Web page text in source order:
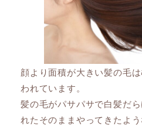
顔より面積が大きい髪の毛
われています。
髪の毛がパサパサで白髪だ
れたそのままやってきたよう